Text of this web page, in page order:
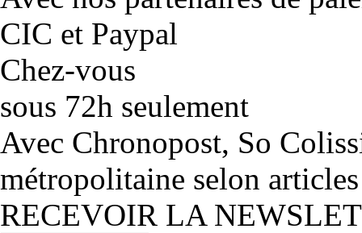
CIC et Paypal
Chez-vous
sous 72h seulement
Avec Chronopost, So
métropolitaine selon
RECEVOIR LA